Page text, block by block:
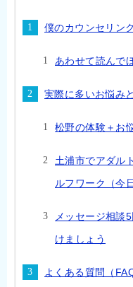
僕のカウンセリン
あわせて読んで
実際に多いお悩み
松野の体験＋お
土浦市でアダル
ルフワーク（今
メッセージ相談
けましょう
よくある質問（FAQ